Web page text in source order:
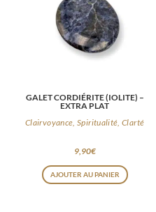
GALET CORDIÉRITE (IOLITE) –
EXTRA PLAT
Clairvoyance, Spiritualité, Clarté
9,90€
AJOUTER AU PANIER